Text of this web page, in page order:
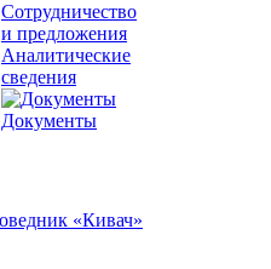
Сотрудничество
и предложения
Аналитические
сведения
Документы